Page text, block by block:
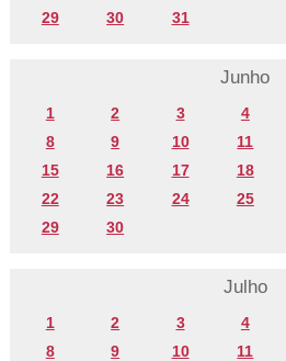
29 30 31
Junho
1 2 3 4
8
9 10 11
15
16 17 18
22
23 24 25
29
30
Julho
1 2 3 4
8
9 10 11